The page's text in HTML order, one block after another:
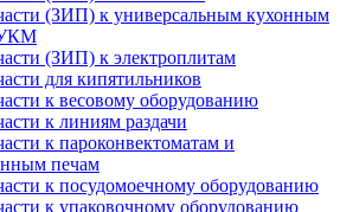
(ЗИП) к универсальным кухонным
(ЗИП) к электроплитам
для кипятильников
к весовому оборудованию
к линиям раздачи
к пароконвектоматам и
печам
к посудомоечному оборудованию
к упаковочному оборудованию